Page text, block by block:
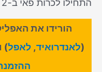
הורידו את
(לאנדרואיד, לאפל)